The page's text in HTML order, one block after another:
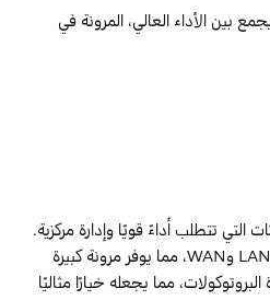
بين الأداء العالي، المرونة في
تتطلب أداءً قويًا وإدارة مركزية.
LANوWAN، مما يوفر مرونة كبيرة
مما يجعله خيارًا مثاليًا